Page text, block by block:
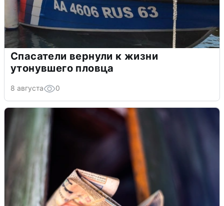
Спасатели вернули к жизни
утонувшего пловца
8 августа 0